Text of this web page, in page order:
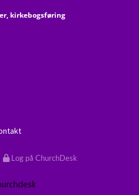
kirkebogsføring
Log på ChurchDesk